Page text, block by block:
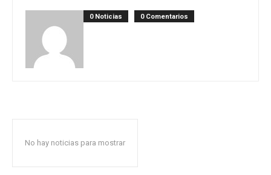
0 Noticias 0 Comentarios
No hay noticias para mostrar